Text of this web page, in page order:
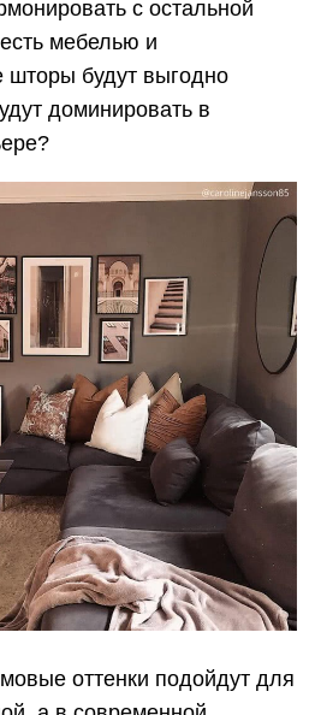
с остальной
мебелью и
шторы будут выгодно
доминировать в
оттенки подойдут для